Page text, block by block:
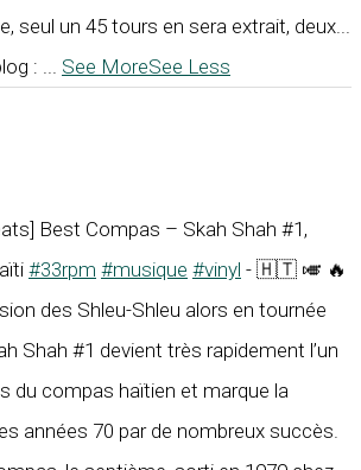
seul un 45 tours en sera extrait, deux...
: ... See MoreSee Less
Best Compas – Skah Shah #1,
#33rpm #musique #vinyl - 🇭🇹 🎺 🔥
des Shleu-Shleu alors en tournée
Shah #1 devient très rapidement l’un
du compas haïtien et marque la
années 70 par de nombreux succès.